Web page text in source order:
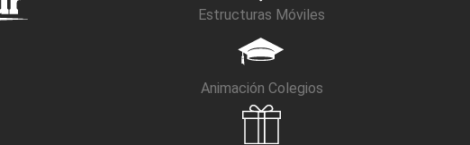
Estructuras Móviles
Animación Colegios